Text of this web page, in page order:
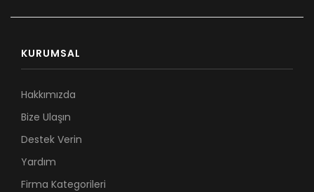
KURUMSAL
Hakkımızda
Bize Ulaşın
Destek Verin
Yardım
Firma Kategorileri